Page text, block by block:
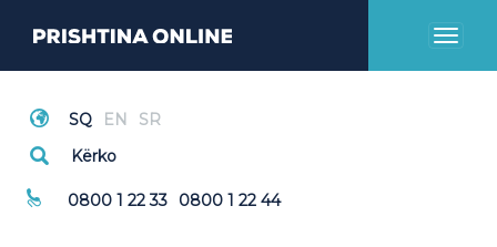
Toggle
Thirrje Emergjente
0800 1 22 33 0800 1 22 44